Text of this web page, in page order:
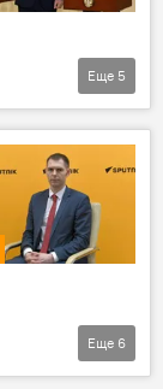
Еще 5
Еще 6